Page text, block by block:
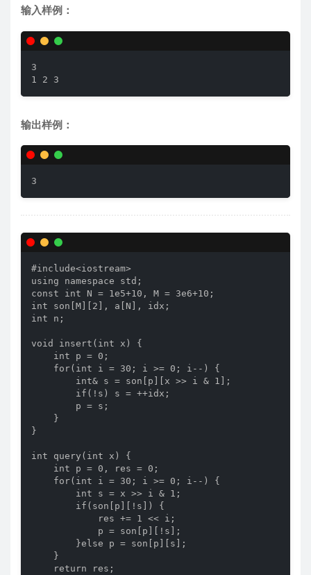
输入样例：
3
1 2 3
输出样例：
3
#include<iostream>
using namespace std;
const int N = 1e5+10, M = 3e6+10;
int son[M][2], a[N], idx;
int n;
void insert(int x) {
    int p = 0;
    for(int i = 30; i >= 0; i--) {
        int& s = son[p][x >> i & 1];
        if(!s) s = ++idx;
        p = s;
    }
}
int query(int x) {
    int p = 0, res = 0;
    for(int i = 30; i >= 0; i--) {
        int s = x >> i & 1;
        if(son[p][!s]) {
            res += 1 << i;
            p = son[p][!s];
        }else p = son[p][s];
    }
    return res;